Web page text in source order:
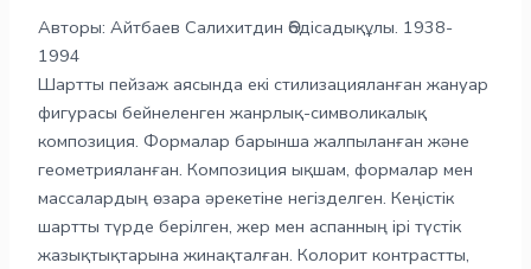
Авторы: Айтбаев Салихитдин Әбдісадықұлы. 1938-
1994
Шартты пейзаж аясында екі стилизацияланған жануар
фигурасы бейнеленген жанрлық-символикалық
композиция. Формалар барынша жалпыланған және
геометрияланған. Композиция ықшам, формалар мен
массалардың өзара әрекетіне негізделген. Кеңістік
шартты түрде берілген, жер мен аспанның ірі түстік
жазықтықтарына жинақталған. Колорит контрастты,